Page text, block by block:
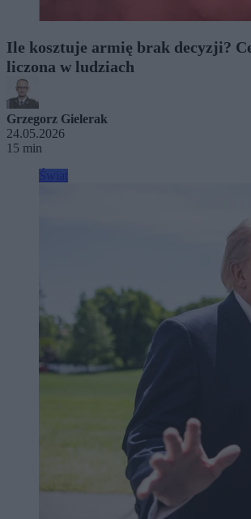
Ile kosztuje armię brak decyzji?
liczona w ludziach
Grzegorz Gielerak
24.05.2026
15 min